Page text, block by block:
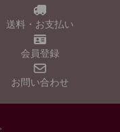
送料・お支払い
会員登録
お問い合わせ